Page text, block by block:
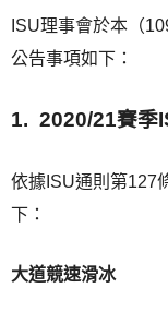
ISU理事會於本（
公告事項如下：
1. 2020/21賽季
依據ISU通則第127
下：
大道競速滑冰